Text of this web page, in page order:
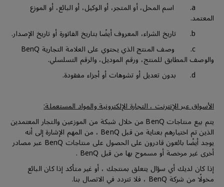
a. اسم المحل، أو المتجر، أو الوكيل، أو البائع، أو الموزع
المعتمد.
c. وصف المنتج الذي يحتوي على العلامة التجارية BenQ
والوصف المطابق للمنتج، ورقم الموديل، والرقم التسلسلي.
الأسواق عبر الإنترنت ، التجارة الإلكترونية والمواد المستعملة:
يتم بيع منتاجات BenQ من خلال شبكة من الموزعين والتجار المعتمدين
الذين تم اختيارهم بعناية من قبل BenQ ، من المهم الإشارة إلى أنه
يوجد أيضًا بائعون قادرون على الحصول على منتاجات BenQ عبر مصادر
أخرى غير مرخصة أو مسموح بها من قبل BenQ .
إذا كان لديك أي سؤال يتعلق بمنتجك ، أو غير متأكد إذا كان البائع
مخولًا من شركة BenQ ، فلا تتردد في الاتصال بنا.